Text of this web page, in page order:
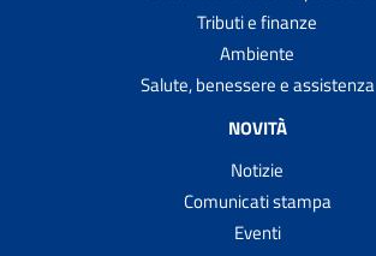
Tributi e finanze
Ambiente
Salute, benessere e assistenza
NOVITÀ
Notizie
Comunicati stampa
Eventi